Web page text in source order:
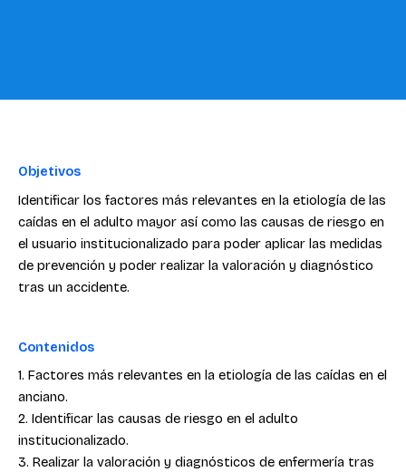
Objetivos
Identificar los factores más relevantes en la etiología de las
caídas en el adulto mayor así como las causas de riesgo en
el usuario institucionalizado para poder aplicar las medidas
de prevención y poder realizar la valoración y diagnóstico
tras un accidente.
Contenidos
1. Factores más relevantes en la etiología de las caídas en el
anciano.
2. Identificar las causas de riesgo en el adulto
institucionalizado.
3. Realizar la valoración y diagnósticos de enfermería tras